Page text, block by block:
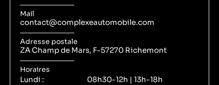
Mail
contact@complexeautomobile.com
Adresse postale
ZA Champ de Mars, F-57270 Richemont
Horaires
Lundi :
08h30-12h | 13h-18h